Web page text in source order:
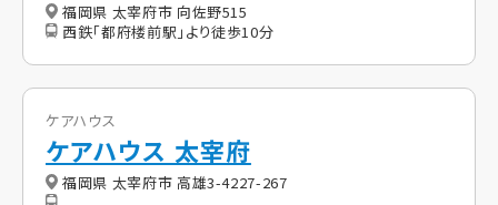
福岡県 太宰府市 向佐野515
西鉄「都府楼前駅」より徒歩10分
ケアハウス
ケアハウス 太宰府
福岡県 太宰府市 高雄3-4227-267